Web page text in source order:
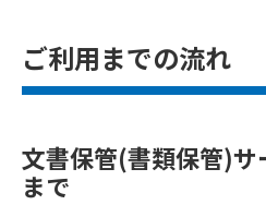
ご利用までの流れ
文書保管(書類保管)
まで